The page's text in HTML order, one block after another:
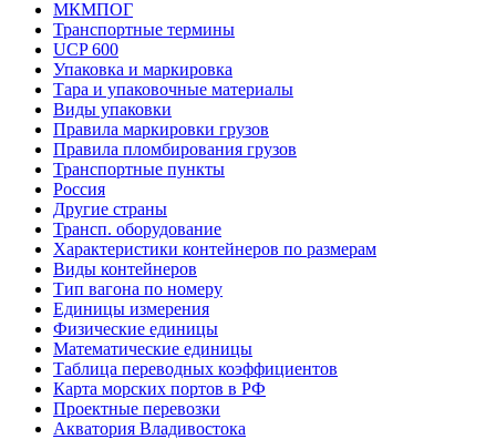
МКМПОГ
Транспортные термины
UCP 600
Упаковка и маркировка
Тара и упаковочные материалы
Виды упаковки
Правила маркировки грузов
Правила пломбирования грузов
Транспортные пункты
Россия
Другие страны
Трансп. оборудование
Характеристики контейнеров по размерам
Виды контейнеров
Тип вагона по номеру
Единицы измерения
Физические единицы
Математические единицы
Таблица переводных коэффициентов
Карта морских портов в РФ
Проектные перевозки
Акватория Владивостока